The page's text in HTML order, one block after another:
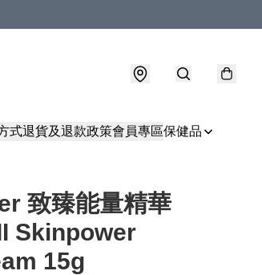
式退貨及退款政策會員專區保健品
致臻能量精華
Skinpower
15g